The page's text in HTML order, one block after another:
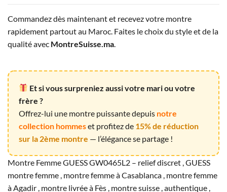
Commandez dès maintenant et recevez votre montre
rapidement partout au Maroc. Faites le choix du style et de la
qualité avec MontreSuisse.ma
Et si vous surpreniez aussi votre mari ou votre
frère ?
Offrez-lui une montre puissante depuis notre
collection hommeset profitez de 15% de réduction
sur la 2ème montre — l’élégance se partage !
Montre Femme GUESS GW0465L2 – relief discret , GUESS
montre femme , montre femme à Casablanca , montre femme
à Agadir , montre livrée à Fès , montre suisse , authentique ,